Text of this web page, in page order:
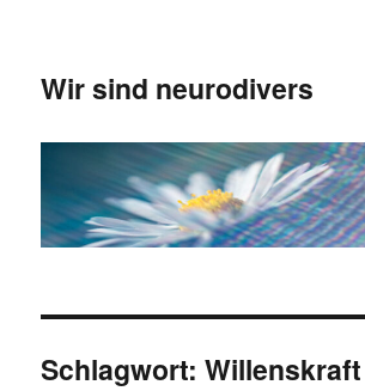
Wir sind neurodivers
Schlagwort:Willenskraft